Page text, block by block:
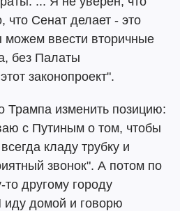
что Сенат делает - это
ввести вторичные
без Палаты
законопроект".
Трампа изменить позицию:
с Путиным о том, чтобы
кладу трубку и
звонок". А потом по
другому городу
иду домой и говорю